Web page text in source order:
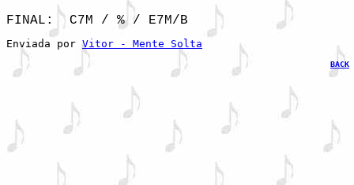
FINAL:  C7M / % / E7M/B
Enviada por Vitor - Mente Solta
BACK